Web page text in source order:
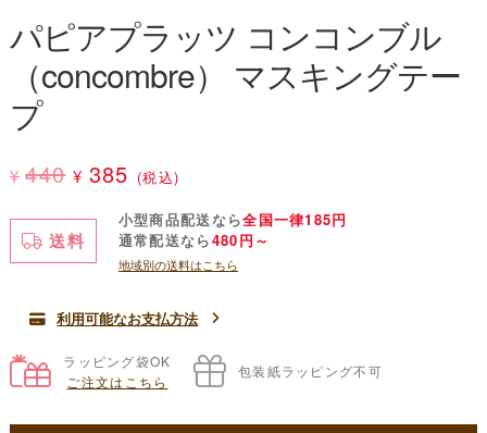
パピアプラッツ コンコンブル
（concombre） マスキングテー
プ
¥ 440 元
価
は
¥440
で
¥ 385 現
在
の
格
は
¥385
(税込)
送料
小型商品配送なら全国一律185円
通常配送なら480円～
地域別の送料はこちら
利用可能なお支払方法
ラッピング袋OK
ご注文はこちら
包装紙ラッピング不可